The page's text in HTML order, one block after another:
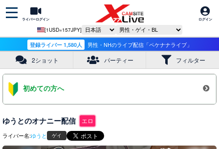
ライバーログイン ログイン
[1USD=157JPY]
登録ライバー 1,580人 男性・NHのライブ配信「ペケナナライブ」
2ショット パーティー フィルター
初めての方へ
ゆうとのオナニー配信 エロ
ライバー名:ゆうと ゲイ